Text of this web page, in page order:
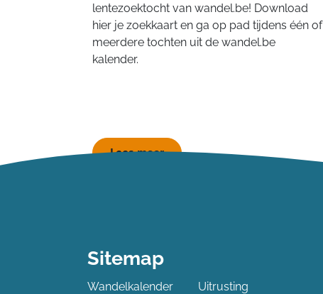
lentezoektocht van wandel.be! Download
hier je zoekkaart en ga op pad tijdens één of
meerdere tochten uit de wandel.be
kalender.
Lees meer
Sitemap
Wandelkalender
Uitrusting